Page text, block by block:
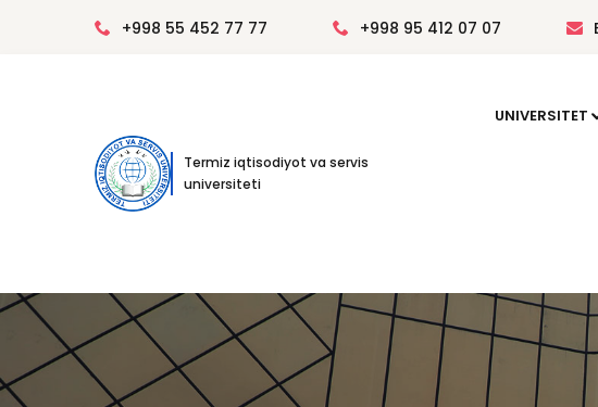
+998 55 452 77 77 +998 95 412 07 07
Termiz iqtisodiyot va servis
universiteti
UNIVERSITET